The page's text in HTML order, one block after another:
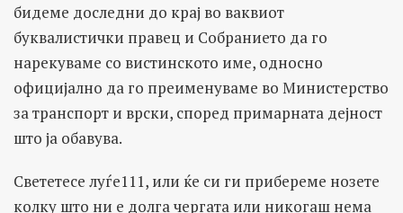
бидеме доследни до крај во ваквиот
буквалистички правец и Собранието да го
нарекуваме со вистинското име, односно
официјално да го преименуваме во Министерство
за транспорт и врски, според примарната дејност
што ја обавува.
Свететесе луѓе111, или ќе си ги прибереме нозете
колку што ни е долга чергата или никогаш нема